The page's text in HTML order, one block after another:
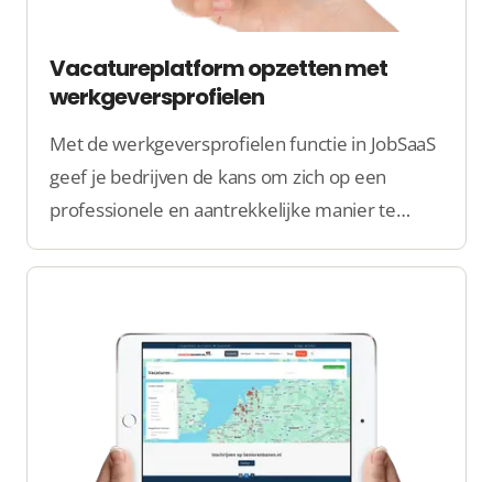
Vacatureplatform opzetten met
werkgeversprofielen
Met de werkgeversprofielen functie in JobSaaS
geef je bedrijven de kans om zich op een
professionele en aantrekkelijke manier te
presenteren aan werkzoekenden. Maak
bedrijfsinformatie, missie en cultuur op één